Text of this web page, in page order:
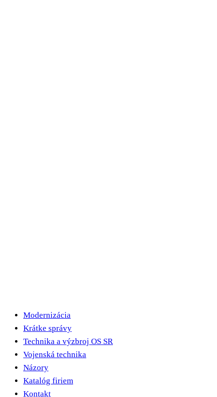
Modernizácia
Krátke správy
Technika a výzbroj OS SR
Vojenská technika
Názory
Katalóg firiem
Kontakt